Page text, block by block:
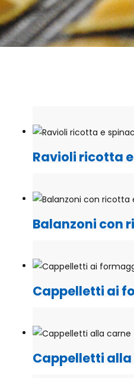
Ravioli ricotta
Balanzoni con
Cappelletti ai
Cappelletti